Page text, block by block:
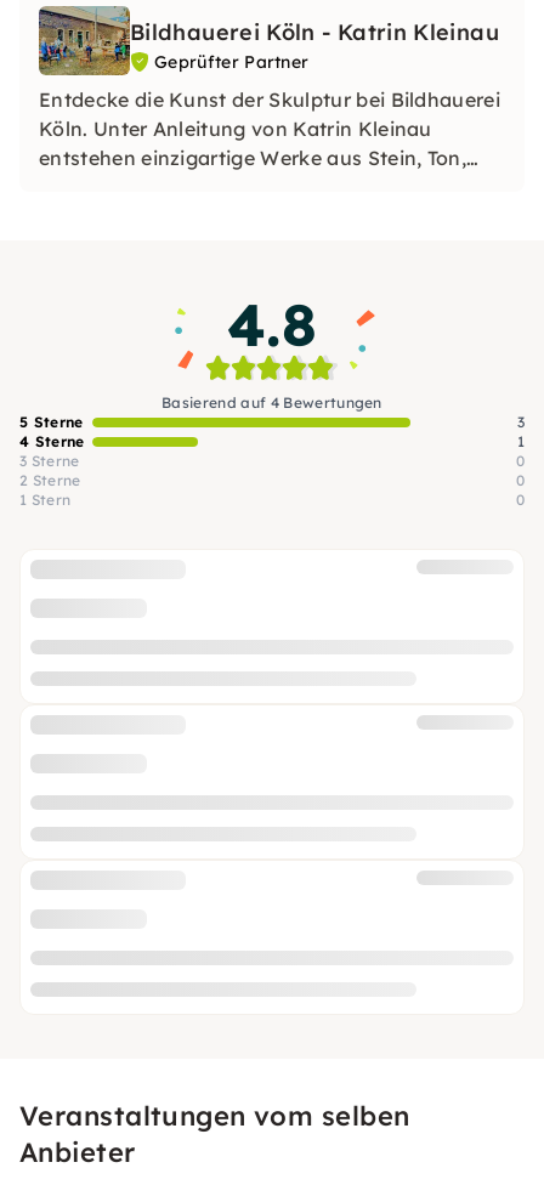
Bildhauerei Köln - Katrin Kleinau
Geprüfter Partner
Entdecke die Kunst der Skulptur bei Bildhauerei
Köln. Unter Anleitung von Katrin Kleinau
entstehen einzigartige Werke aus Stein, Ton,
4.8
Basierend auf 4 Bewertungen
5 Sterne
3
4 Sterne
1
3 Sterne
0
2 Sterne
0
1 Stern
0
Veranstaltungen vom selben
Anbieter